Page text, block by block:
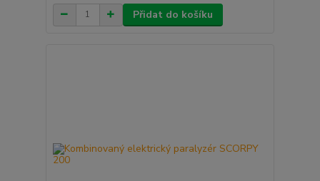
Přidat do košíku